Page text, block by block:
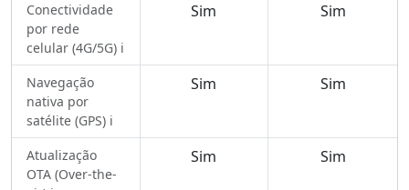
Conectividade
por rede
celular (4G/5G) ℹ️
Sim Sim
Navegação
nativa por
satélite (GPS) ℹ️
Sim Sim
Atualização
OTA (Over-the-
Sim Sim